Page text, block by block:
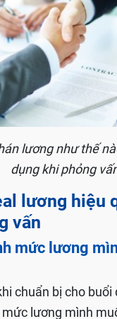
lương như thế
dụng khi phỏng
lương hiệu
vấn
mức lương
chuẩn bị cho buổi
lương mình